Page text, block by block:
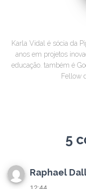
Karla Vidal é sócia da
anos em projetos
educação. também é
Fellow
5
Raphael
12:44